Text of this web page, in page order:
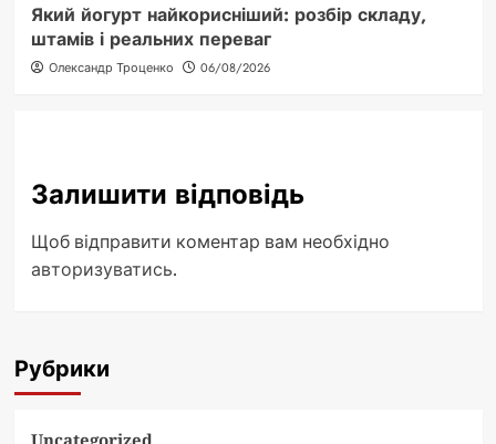
Який йогурт найкорисніший: розбір складу,
штамів і реальних переваг
Олександр Троценко 06/08/2026
Залишити відповідь
Щоб відправити коментар вам необхідно
авторизуватись.
Рубрики
Uncategorized